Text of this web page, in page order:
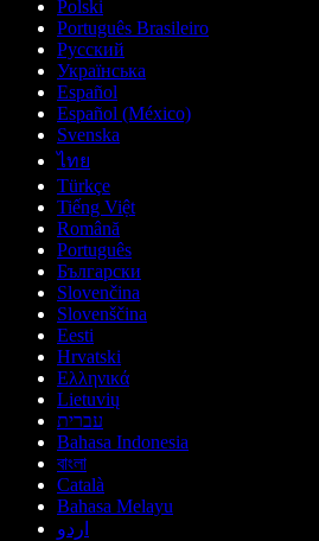
Polski
Português Brasileiro
Русский
Українська
Español
Español (México)
Svenska
ไทย
Türkçe
Tiếng Việt
Română
Português
Български
Slovenčina
Slovenščina
Eesti
Hrvatski
Ελληνικά
Lietuvių
עברית
Bahasa Indonesia
বাংলা
Català
Bahasa Melayu
اردو